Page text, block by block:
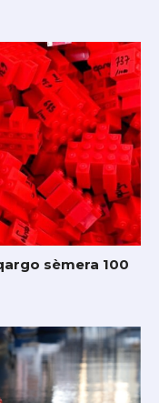
sèmera 100